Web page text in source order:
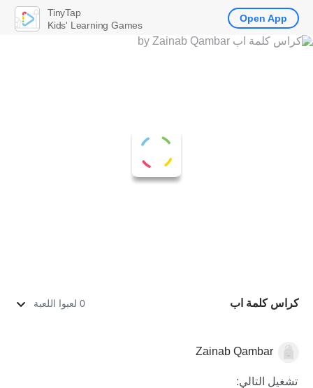
كراس كلمة اب 0 لعبوا اللعبة
الأصوات والحروف
Zainab Qambar
تشغيل التالي:
TinyTap
Kids' Learning Games
Open App